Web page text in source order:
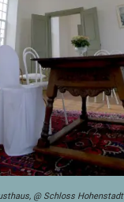
@ Schloss Hohenstadt